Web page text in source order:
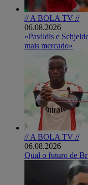
// A BOLA TV //
06.08.2026
«Pavlidis e
mais mercado»
// A BOLA TV //
06.08.2026
Qual o futuro de